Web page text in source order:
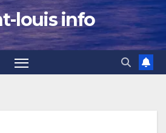
louis info